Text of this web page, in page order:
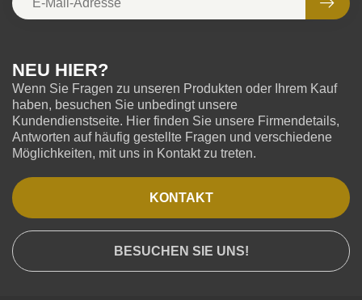
NEU HIER?
Wenn Sie Fragen zu unseren Produkten oder Ihrem Kauf
haben, besuchen Sie unbedingt unsere
Kundendienstseite. Hier finden Sie unsere Firmendetails,
Antworten auf häufig gestellte Fragen und verschiedene
Möglichkeiten, mit uns in Kontakt zu treten.
KONTAKT
BESUCHEN SIE UNS!